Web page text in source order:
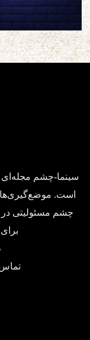
سینما-چشم
است.
چشم مسئولیتی در